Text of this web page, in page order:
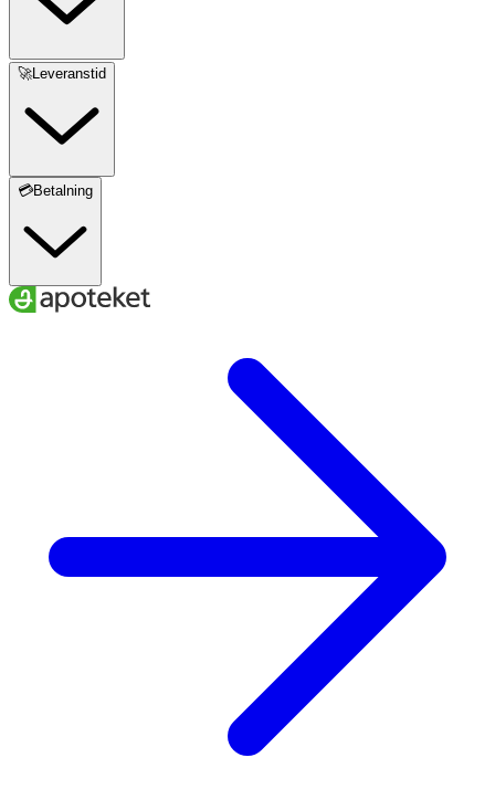
🚀Leveranstid
💳Betalning